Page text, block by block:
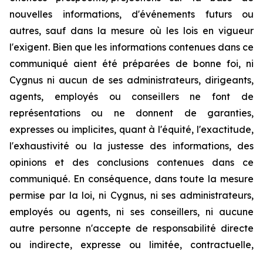
nouvelles informations, d'événements futurs ou
autres, sauf dans la mesure où les lois en vigueur
l'exigent. Bien que les informations contenues dans ce
communiqué aient été préparées de bonne foi, ni
Cygnus ni aucun de ses administrateurs, dirigeants,
agents, employés ou conseillers ne font de
représentations ou ne donnent de garanties,
expresses ou implicites, quant à l'équité, l'exactitude,
l'exhaustivité ou la justesse des informations, des
opinions et des conclusions contenues dans ce
communiqué. En conséquence, dans toute la mesure
permise par la loi, ni Cygnus, ni ses administrateurs,
employés ou agents, ni ses conseillers, ni aucune
autre personne n'accepte de responsabilité directe
ou indirecte, expresse ou limitée, contractuelle,